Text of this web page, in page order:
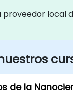
proveedor local
de la